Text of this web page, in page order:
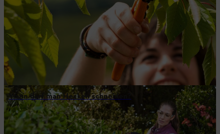
Wann darf man Hecken schneiden?